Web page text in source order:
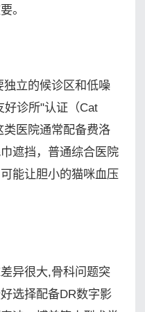
。
立的候诊区和低噪
好诊所"认证（Cat
医院通常配备费洛
遮挡，普通综合医院
能让胆小的猫咪血压
异很大,骨科问题突
选择配备DR数字影